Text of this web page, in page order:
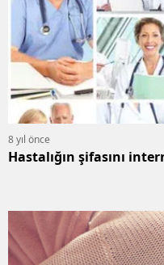
8 yıl önce
Hastalığın şifasını